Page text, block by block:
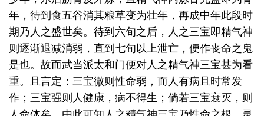
年，待到食五谷消其粮草变为壮年，再成中年此段时
期乃人之盛世矣。待到六旬之后，人之三宝即精气神
则逐渐退减消弱，直到七旬以上泄亡，便作丧命之鬼
是也。故而武当派太和门便对人之精气神三宝甚为看
重。且言定：三宝微则性命弱，而人有病且时常发
作；三宝强则人健康，病不得生；倘若三宝衰灭，则